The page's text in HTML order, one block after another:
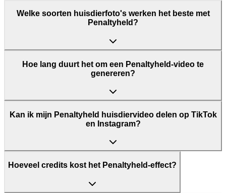
Welke soorten huisdierfoto's werken het beste met
Penaltyheld?
Hoe lang duurt het om een Penaltyheld-video te
genereren?
Kan ik mijn Penaltyheld huisdiervideo delen op TikTok
en Instagram?
Hoeveel credits kost het Penaltyheld-effect?